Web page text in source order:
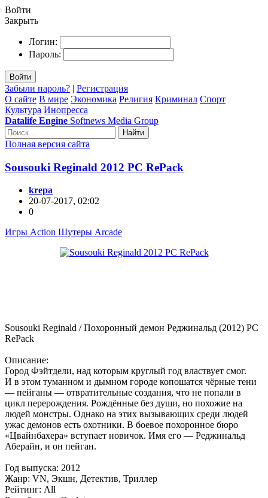
Войти
Закрыть
Логин:
Пароль:
Войти
Забыли пароль? | Регистрация
О сайте В мире Экономика Религия Криминал Спорт
Культура Инопресса
Datalife Engine Softnews Media Group
Найти
Полная версия сайта
Sousouki Reginald 2012 PC RePack
krepa
20-07-2017, 02:02
0
Игры Action Шутеры Arcade
Sousouki Reginald / Похоронный демон Реджинальд (2012) PC
RePack
Описание:
Город Фэйтдели, над которым круглый год властвует смог.
И в этом туманном и дымном городе копошатся чёрные тени
— пейганы — отвратительные создания, что не попали в
цикл перерождения. Рождённые без души, но похожие на
людей монстры. Однако на этих вызывающих среди людей
ужас демонов есть охотники. В боевое похоронное бюро
«Цвайнбахера» вступает новичок. Имя его — Реджинальд
Аберайн, и он пейган.
Год выпуска: 2012
Жанр: VN, Экшн, Детектив, Триллер
Рейтинг: All